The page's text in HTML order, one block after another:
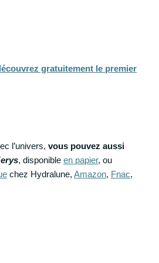
gratuitement le premier
l’univers, vous pouvez aussi
, disponible en papier, ou
chez Hydralune, Amazon, Fnac,